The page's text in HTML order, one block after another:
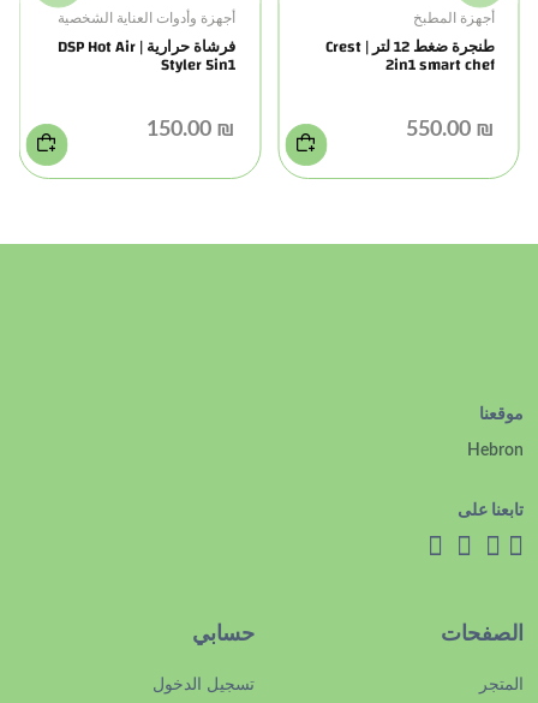
أجهزة المطبخ
طنجرة ضغط 12 لتر | Crest
2in1 smart chef
₪ 550.00
أجهزة وأدوات العناية الشخصية
فرشاة حرارية | DSP Hot Air
Styler 5in1
₪ 150.00
موقعنا
Hebron
تابعنا على
الصفحات
المتجر
حسابي
تسجيل الدخول